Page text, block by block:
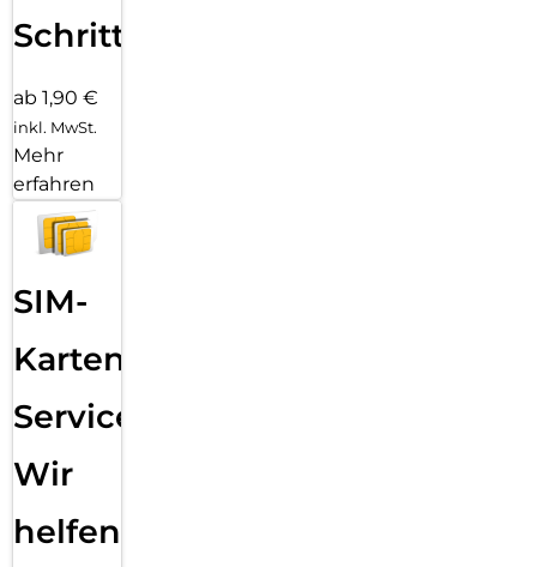
Schritten
ab 1,90 €
inkl. MwSt.
Mehr
erfahren
SIM-
Karten
Service:
Wir
helfen